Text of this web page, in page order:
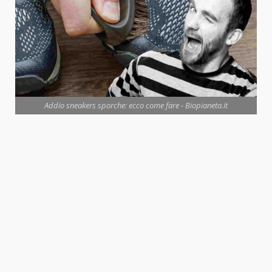
Addio sneakers sporche: ecco come fare - Biopianeta.it